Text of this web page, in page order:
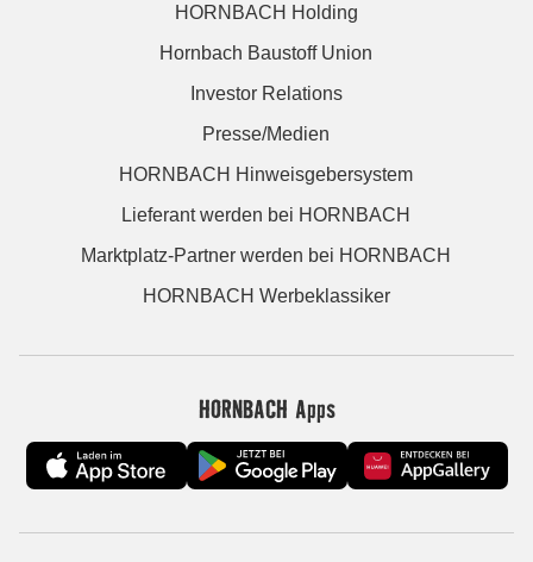
HORNBACH Holding
Hornbach Baustoff Union
Investor Relations
Presse/Medien
HORNBACH Hinweisgebersystem
Lieferant werden bei HORNBACH
Marktplatz-Partner werden bei HORNBACH
HORNBACH Werbeklassiker
HORNBACH Apps